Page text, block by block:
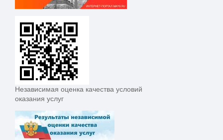
Независимая оценка качества условий
оказания услуг